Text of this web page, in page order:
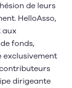
de leurs
HelloAsso,
aux
fonds,
exclusivement
dirigeante